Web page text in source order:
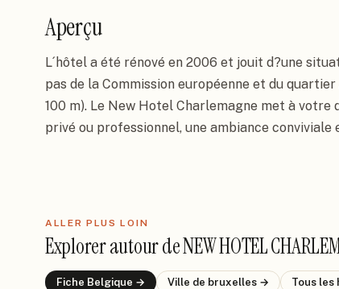
Aperçu
L´hôtel a été rénové en 2006 et jouit d?une
pas de la Commission européenne et du
100 m). Le New Hotel Charlemagne met à
privé ou professionnel, une ambiance
ALLER PLUS LOIN
Explorer autour deNEW HOTEL
Fiche Belgique → Ville de bruxelles → Tous les